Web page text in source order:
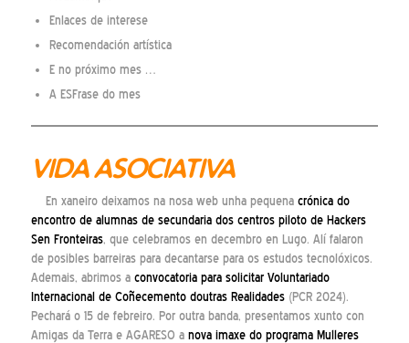
Enlaces de interese
Recomendación artística
E no próximo mes …
A ESFrase do mes
VIDA ASOCIATIVA
En xaneiro deixamos na nosa web unha pequena crónica do
encontro de alumnas de secundaria dos centros piloto de Hackers
Sen Fronteiras, que celebramos en decembro en Lugo. Alí falaron
de posibles barreiras para decantarse para os estudos tecnolóxicos.
Ademais, abrimos a convocatoria para solicitar Voluntariado
Internacional de Coñecemento doutras Realidades(PCR 2024).
Pechará o 15 de febreiro. Por outra banda, presentamos xunto con
Amigas da Terra e AGARESO a nova imaxe do programa Mulleres